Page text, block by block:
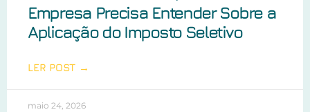
Empresa Precisa Entender Sobre a
Aplicação do Imposto Seletivo
LER POST →
maio 24, 2026